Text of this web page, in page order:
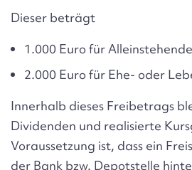
Dieser beträgt
1.000 Euro für Alleinstehende
2.000 Euro für Ehe- oder
Innerhalb dieses Freibetrags
Dividenden und realisierte
Voraussetzung ist, dass ein
der Bank bzw. Depotstelle